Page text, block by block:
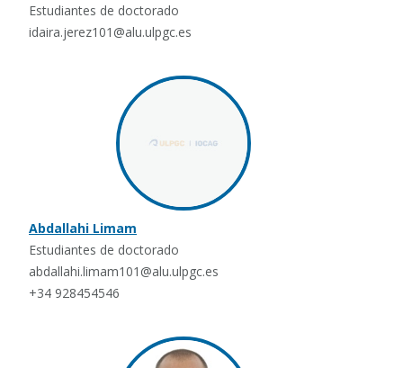
Estudiantes de doctorado
idaira.jerez101@alu.ulpgc.es
Abdallahi Limam
Estudiantes de doctorado
abdallahi.limam101@alu.ulpgc.es
+34 928454546